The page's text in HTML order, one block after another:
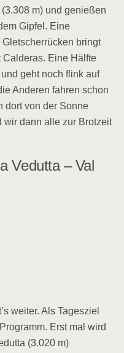
m) und genießen
Gipfel. Eine
bringt
Calderas. Eine Hälfte
geht noch flink auf
Anderen fahren schon
dort von der Sonne
wir dann alle zur Brotzeit
Vedutta – Val
weiter. Als Tagesziel
Erst mal wird
(3.020 m)